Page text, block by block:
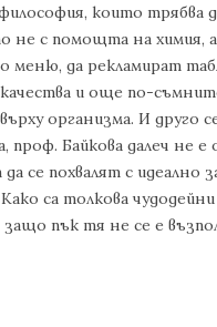
които трябва
не с помощта на химия, а
меню, да рекламират
и още по-
организма. И друго
проф. Байкова далеч не
се похвалят с идеално
са толкова
защо пък тя не се е